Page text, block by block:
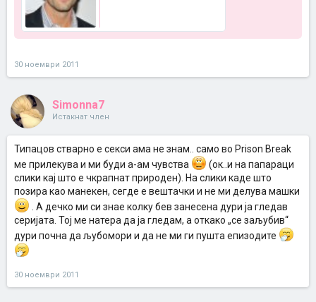
30 ноември 2011
Simonna7
Истакнат член
Типацов стварно е секси ама не знам.. само во Prison Break
ме прилекува и ми буди а-ам чувства
(ок..и на папараци
слики кај што е чкрапнат природен). На слики каде што
позира као манекен, сегде е вештачки и не ми делува машки
. А дечко ми си знае колку бев занесена дури ја гледав
серијата. Тој ме натера да ја гледам, а откако „се заљубив“
дури почна да љубомори и да не ми ги пушта епизодите
30 ноември 2011